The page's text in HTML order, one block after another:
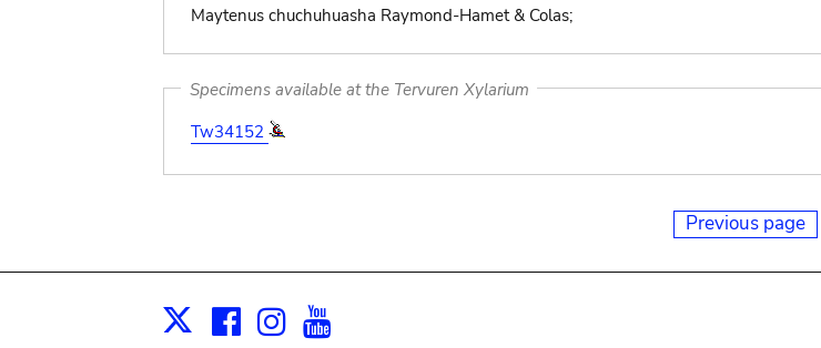
Maytenus chuchuhuasha Raymond-Hamet & Colas;
Specimens available at the Tervuren Xylarium
Tw34152
Previous page
X Facebook
Instagram